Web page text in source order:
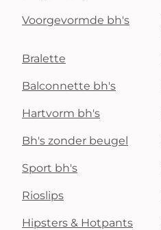
Voorgevormde bh's
Bralette
Balconnette bh's
Hartvorm bh's
Bh's zonder beugel
Sport bh's
Rioslips
Hipsters & Hotpants